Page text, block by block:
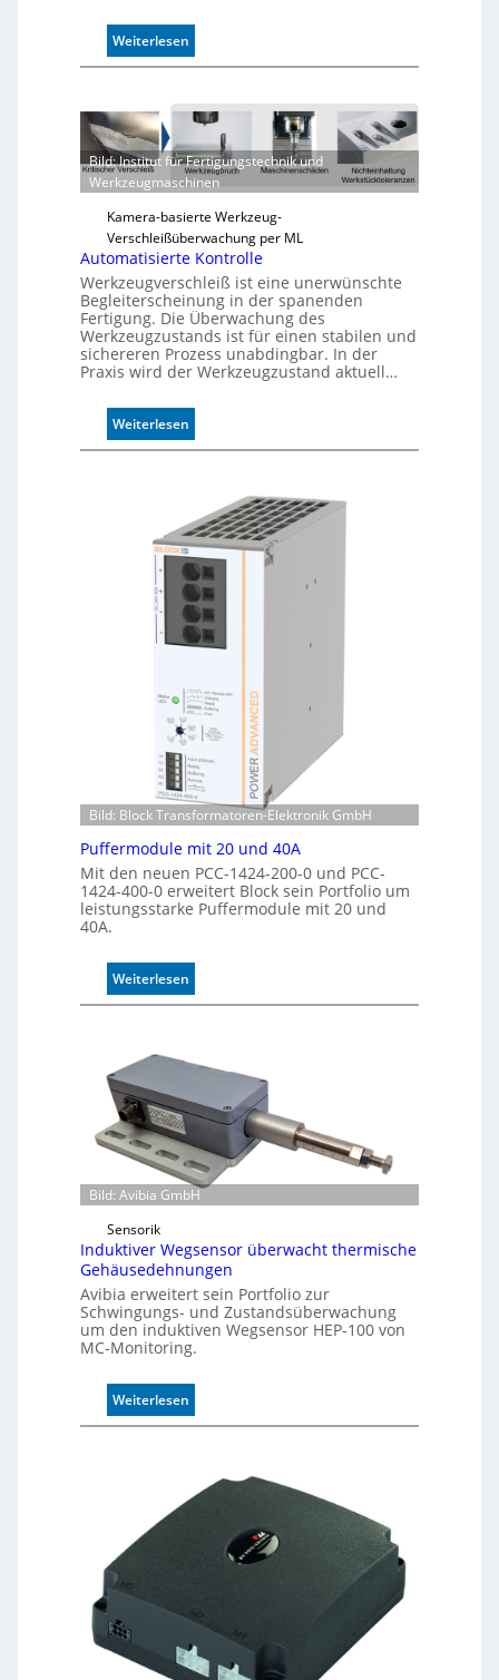
Weiterlesen
Z
v
e
r
l
ä
g
e
D
r
u
c
a
n
e
r
k
e
n
n
n
g
Bild: Institut für Fertigungstechnik und
Werkzeugmaschinen
Kamera-basierte Werkzeug-
Verschleißüberwachung per ML
Automatisierte Kontrolle
Werkzeugverschleiß ist eine unerwünschte
Begleiterscheinung in der spanenden
Fertigung. Die Überwachung des
Werkzeugzustands ist für einen stabilen und
sichereren Prozess unabdingbar. In der
Praxis wird der Werkzeugzustand aktuell…
Weiterlesen
A
m
a
t
s
t
e
K
o
n
t
r
o
l
l
e
Bild: Block Transformatoren-Elektronik GmbH
Puffermodule mit 20 und 40A
Mit den neuen PCC-1424-200-0 und PCC-
1424-400-0 erweitert Block sein Portfolio um
leistungsstarke Puffermodule mit 20 und
40A.
Weiterlesen
P
f
r
o
d
u
l
m
i
t
2
0
u
n
4
Bild: Avibia GmbH
Sensorik
Induktiver Wegsensor überwacht thermische
Gehäusedehnungen
Avibia erweitert sein Portfolio zur
Schwingungs- und Zustandsüberwachung
um den induktiven Wegsensor HEP-100 von
MC-Monitoring.
Weiterlesen
I
k
r
e
g